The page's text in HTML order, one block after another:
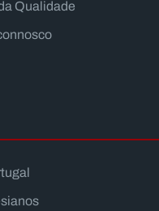
Qualidade